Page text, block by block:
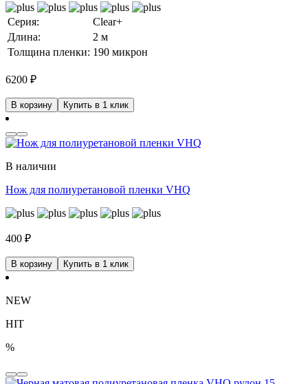
Серия:
Clear+
Длина:
2 м
Толщина пленки: 190 микрон
6200 ₽
В корзину Купить в 1 клик
В наличии
Нож для полиуретановой пленки VHQ
400 ₽
В корзину Купить в 1 клик
NEW
HIT
%